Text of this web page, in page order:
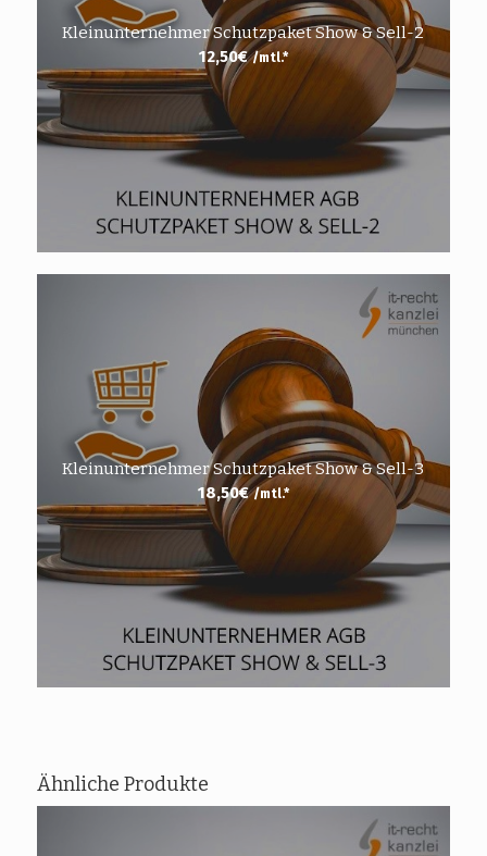
Kleinunternehmer Schutzpaket Show & Sell-2
12,50€ /mtl.*
Kleinunternehmer Schutzpaket Show & Sell-3
18,50€ /mtl.*
Ähnliche Produkte